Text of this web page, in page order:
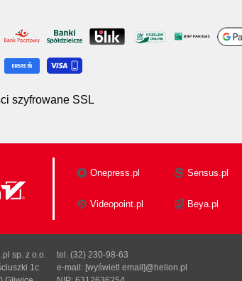
szyfrowane SSL
Onepress.pl Sensus.pl
Videopoint.pl Beya.pl
sp. z o.o.
1c
tel. (32) 230-98-63
e-mail: [wyświetl email]@helion.pl